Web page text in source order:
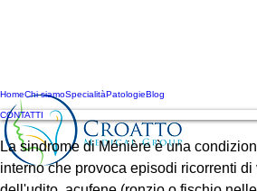
HomeChi siamoSpecialitàPatologieBlog
CONTATTI
Sindrome di Meniere
La sindrome di Ménière è una
interno che provoca episodi ricorrenti di